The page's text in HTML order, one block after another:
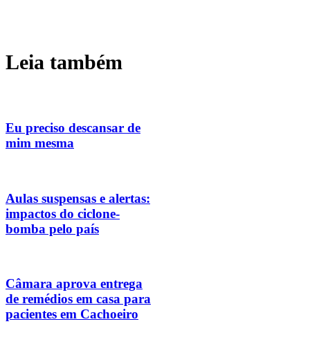
Leia também
Eu preciso descansar de
mim mesma
Aulas suspensas e alertas:
impactos do ciclone-
bomba pelo país
Câmara aprova entrega
de remédios em casa para
pacientes em Cachoeiro